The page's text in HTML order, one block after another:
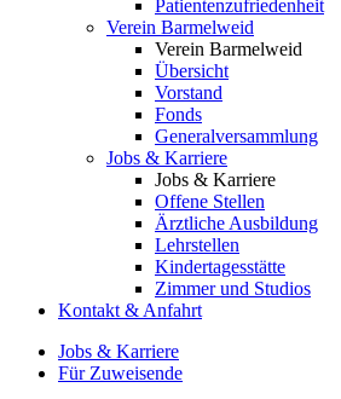
Patientenzufriedenheit
Verein Barmelweid
Verein Barmelweid
Übersicht
Vorstand
Fonds
Generalversammlung
Jobs & Karriere
Jobs & Karriere
Offene Stellen
Ärztliche Ausbildung
Lehrstellen
Kindertagesstätte
Zimmer und Studios
Kontakt & Anfahrt
Jobs & Karriere
Für Zuweisende